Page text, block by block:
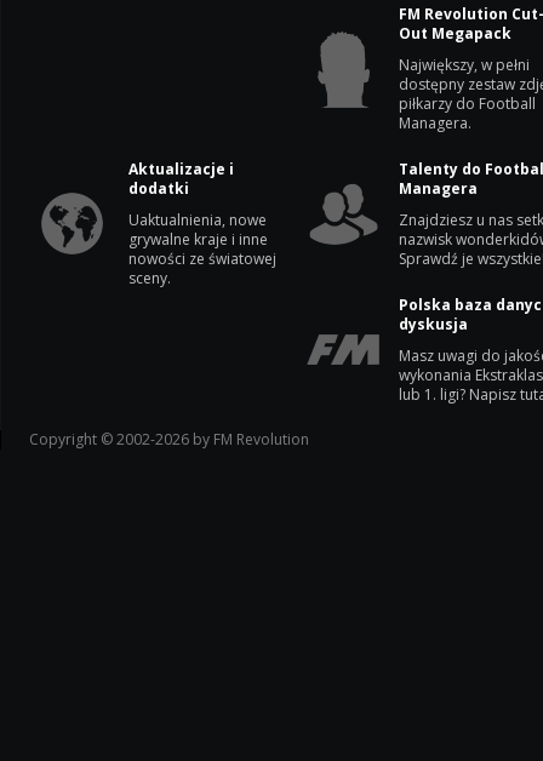
FM Revolution
Out Megapack
Największy, w pełni
dostępny zestaw
piłkarzy do Football
Managera.
Aktualizacje i
dodatki
Uaktualnienia, nowe
grywalne kraje i inne
nowości ze światowej
sceny.
Talenty do
Managera
Znajdziesz u nas
nazwisk
Sprawdź je
Polska baza
dyskusja
Masz uwagi do
wykonania
lub 1. ligi? Napisz
Copyright © 2002-2026 by FM Revolution